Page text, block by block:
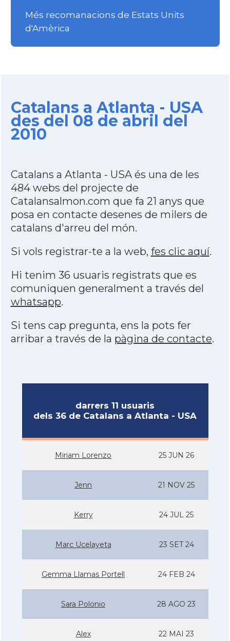
Més recomanacions de Estats Units
d'Amèrica
Catalans a Atlanta - USA
des del 08 de abril del
2010
Catalans a Atlanta - USA és una de les
484 webs del projecte de
Catalansalmon.com que fa 21 anys que
posa en contacte desenes de milers de
catalans d'arreu del món.
Si vols registrar-te a la web, fes clic aquí.
Hi tenim 36 usuaris registrats que es
comuniquen generalment a través del
whatsapp.
Si tens cap pregunta, ens la pots fer
arribar a través de la pàgina de contacte.
darrers 11 usuaris
dels 36 de Catalans a Atlanta - USA
Miriam Lorenzo 25 JUN 26
Jenn 21 NOV 25
Kerry 24 JUL 25
Marc Ucelayeta 23 SET 24
Gemma Llamas Portell 24 FEB 24
Sara Polonio 28 AGO 23
Alex 22 MAI 23